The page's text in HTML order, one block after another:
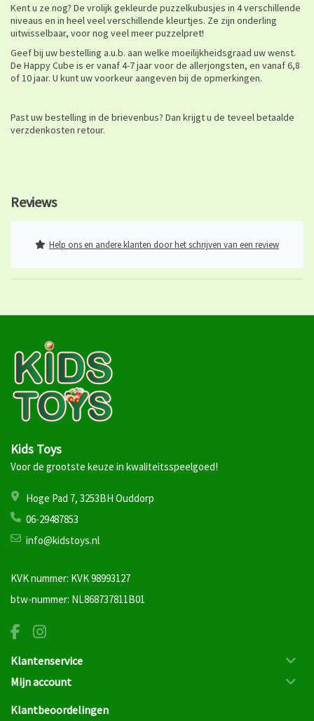
Kent u ze nog? De vrolijk gekleurde puzzelkubusjes in 4 verschillende
niveaus en in heel veel verschillende kleurtjes. Ze zijn onderling
uitwisselbaar, voor nog veel meer puzzelpret!
Geef bij uw bestelling a.u.b. aan welke moeilijkheidsgraad uw wenst.
De Happy Cube is er vanaf 4-7 jaar voor de allerjongsten, en vanaf 6,8
of 10 jaar. U kunt uw voorkeur aangeven bij de opmerkingen.
Past uw bestelling in de brievenbus? Dan krijgt u de teveel betaalde
verzdenkosten retour.
Reviews
Help ons en andere klanten door het schrijven van een review
Kids Toys
Voor de grootste keuze in kwaliteitsspeelgoed!
Hoge Pad 7, 3253BH Ouddorp
06-29487853
info@kidstoys.nl
KVK nummer: KVK 98993127
btw-nummer: NL868737811B01
Klantenservice
Mijn account
Klantbeoordelingen